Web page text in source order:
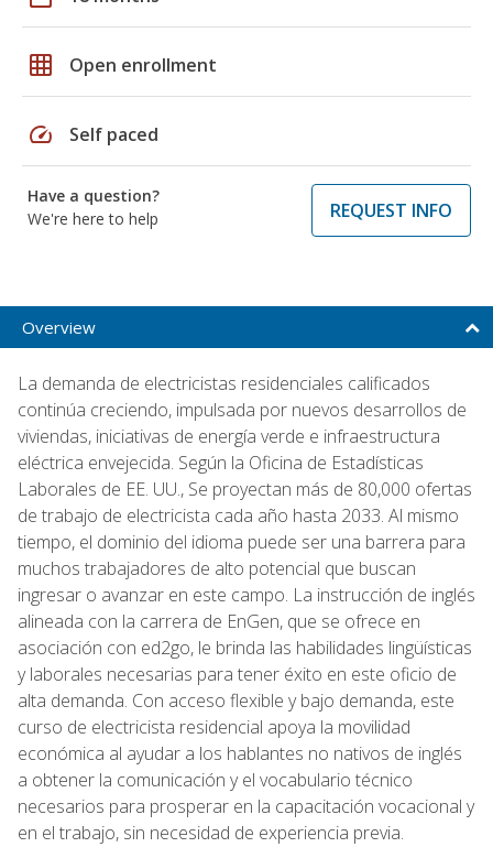
grid_on Open enrollment
speed Self paced
Have a question?
We're here to help
REQUEST INFO
Overview
La demanda de electricistas residenciales calificados
continúa creciendo, impulsada por nuevos desarrollos de
viviendas, iniciativas de energía verde e infraestructura
eléctrica envejecida. Según la Oficina de Estadísticas
Laborales de EE. UU., Se proyectan más de 80,000 ofertas
de trabajo de electricista cada año hasta 2033. Al mismo
tiempo, el dominio del idioma puede ser una barrera para
muchos trabajadores de alto potencial que buscan
ingresar o avanzar en este campo. La instrucción de inglés
alineada con la carrera de EnGen, que se ofrece en
asociación con ed2go, le brinda las habilidades lingüísticas
y laborales necesarias para tener éxito en este oficio de
alta demanda. Con acceso flexible y bajo demanda, este
curso de electricista residencial apoya la movilidad
económica al ayudar a los hablantes no nativos de inglés
a obtener la comunicación y el vocabulario técnico
necesarios para prosperar en la capacitación vocacional y
en el trabajo, sin necesidad de experiencia previa.